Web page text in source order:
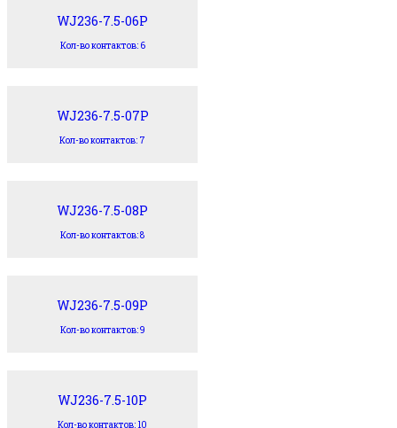
WJ236-7.5-06P
Кол-во контактов: 6
WJ236-7.5-07P
Кол-во контактов: 7
WJ236-7.5-08P
Кол-во контактов: 8
WJ236-7.5-09P
Кол-во контактов: 9
WJ236-7.5-10P
Кол-во контактов: 10